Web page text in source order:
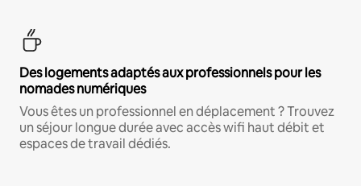
Des logements adaptés aux professionnels pour les
nomades numériques
Vous êtes un professionnel en déplacement ? Trouvez
un séjour longue durée avec accès wifi haut débit et
espaces de travail dédiés.